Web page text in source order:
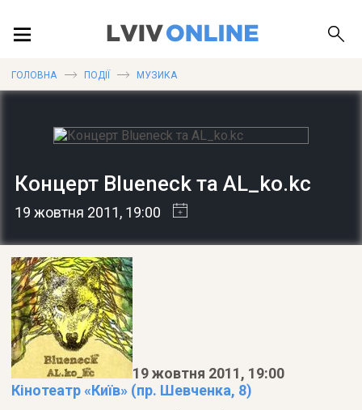
ДОВІДКА
ГОЛОВНА ПОДІЇ МУЗИКА
Концерт Blueneck та AL_ko.kc
19 жовтня 2011, 19:00
19 жовтня 2011, 19:00
Кінотеатр «Київ» (пр. Шевченка, 8)